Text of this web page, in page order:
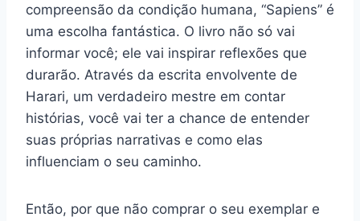
compreensão da condição humana, “Sapiens” é
uma escolha fantástica. O livro não só vai
informar você; ele vai inspirar reflexões que
durarão. Através da escrita envolvente de
Harari, um verdadeiro mestre em contar
histórias, você vai ter a chance de entender
suas próprias narrativas e como elas
influenciam o seu caminho.
Então, por que não comprar o seu exemplar e